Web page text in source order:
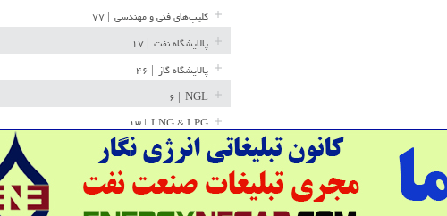
کلیپ‌های فنی و مهندسی
پالایشگاه نفت
پالایشگاه گاز
NGL
LNG & LPG | ۱۳
خط لوله | ۳۶
مخازن ذخیره